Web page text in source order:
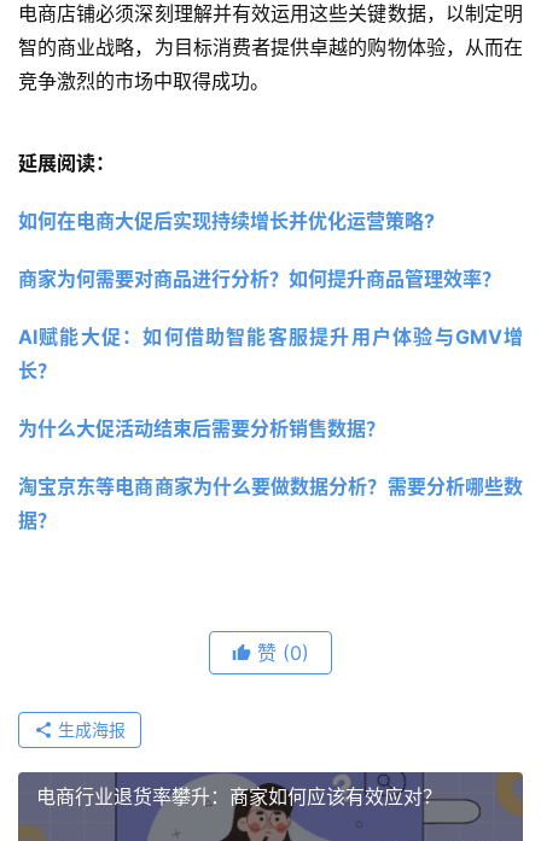
电商店铺必须深刻理解并有效运用这些关键数据，以制定明
智的商业战略，为目标消费者提供卓越的购物体验，从而在
竞争激烈的市场中取得成功。
延展阅读：
如何在电商大促后实现持续增长并优化运营策略?
商家为何需要对商品进行分析？如何提升商品管理效率？
AI赋能大促：如何借助智能客服提升用户体验与GMV增
长？
为什么大促活动结束后需要分析销售数据？
淘宝京东等电商商家为什么要做数据分析？需要分析哪些数
据？
赞 (0)
生成海报
电商行业退货率攀升：商家如何应该有效应对？